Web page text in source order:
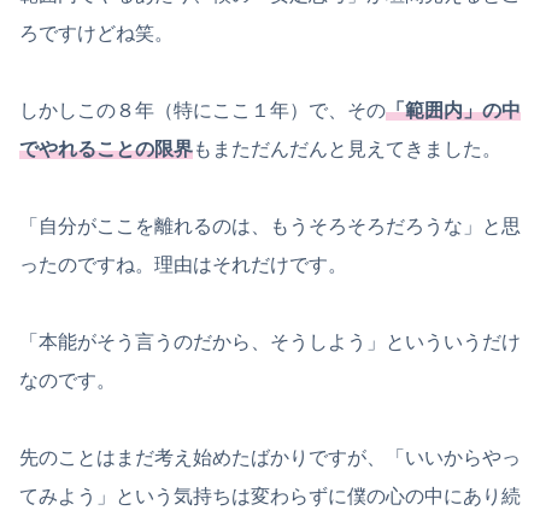
ろですけどね笑。
しかしこの８年（特にここ１年）で、その「範囲内」の中
でやれることの限界もまただんだんと見えてきました。
「自分がここを離れるのは、もうそろそろだろうな」と思
ったのですね。理由はそれだけです。
「本能がそう言うのだから、そうしよう」といういうだけ
なのです。
先のことはまだ考え始めたばかりですが、「いいからやっ
てみよう」という気持ちは変わらずに僕の心の中にあり続